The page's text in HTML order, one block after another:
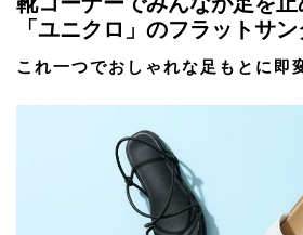
「ユニクロ」のフラットサ
これ一つでおしゃれな足もとに即